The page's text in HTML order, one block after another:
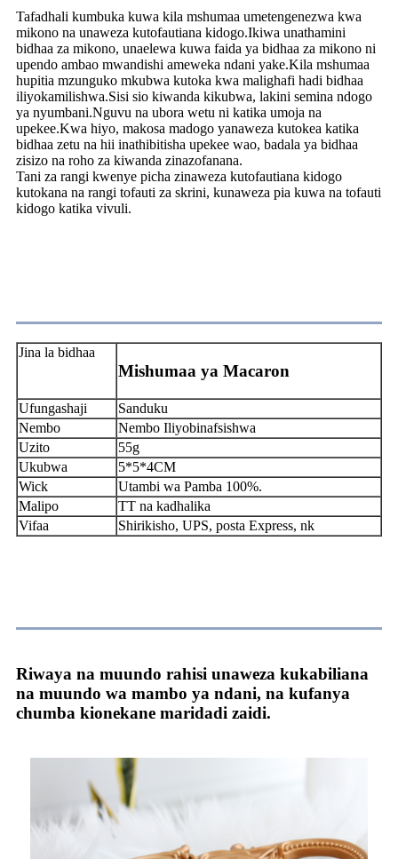
Tafadhali kumbuka kuwa kila mshumaa umetengenezwa kwa
mikono na unaweza kutofautiana kidogo.Ikiwa unathamini
bidhaa za mikono, unaelewa kuwa faida ya bidhaa za mikono ni
upendo ambao mwandishi ameweka ndani yake.Kila mshumaa
hupitia mzunguko mkubwa kutoka kwa malighafi hadi bidhaa
iliyokamilishwa.Sisi sio kiwanda kikubwa, lakini semina ndogo
ya nyumbani.Nguvu na ubora wetu ni katika umoja na
upekee.Kwa hiyo, makosa madogo yanaweza kutokea katika
bidhaa zetu na hii inathibitisha upekee wao, badala ya bidhaa
zisizo na roho za kiwanda zinazofanana.
Tani za rangi kwenye picha zinaweza kutofautiana kidogo
kutokana na rangi tofauti za skrini, kunaweza pia kuwa na tofauti
kidogo katika vivuli.
Jina la bidhaa
Mishumaa ya Macaron
Ufungashaji
Sanduku
Nembo
Nembo Iliyobinafsishwa
Uzito
55g
Ukubwa
5*5*4CM
Wick
Utambi wa Pamba 100%.
Malipo
TT na kadhalika
Vifaa
Shirikisho, UPS, posta Express, nk
Riwaya na muundo rahisi unaweza kukabiliana
na muundo wa mambo ya ndani, na kufanya
chumba kionekane maridadi zaidi.